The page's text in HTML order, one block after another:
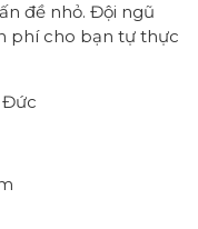
đề nhỏ. Đội ngũ
phí cho bạn tự thực
Đức